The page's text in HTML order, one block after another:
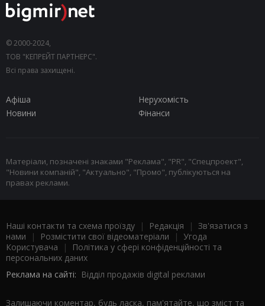
© 2000-2024,
ТОВ "КЕПРЕЙТ ПАРТНЕРС".
Всі права захищені.
Афіша
Нерухомість
Новини
Фінанси
Матеріали, позначені знаками "Реклама", "PR", "Спецпроект",
"Новини компаній", "Актуально", "Промо", публікуються на
правах реклами.
Наші контакти та схема проїзду | Редакція | Зв'язатися з
нами | Розмістити свої відеоматеріали | Угода
Користувача |
Політика у сфері конфіденційності та
персональних даних
Реклама на сайті: Відділ продажів digital реклами
Залишаючи коментар, будь ласка, пам'ятайте, що зміст та